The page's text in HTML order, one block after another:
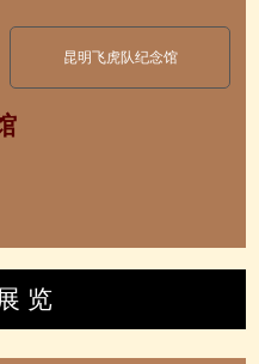
昆明飞虎队纪念馆
览